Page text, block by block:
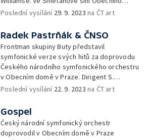
domu v Praze diriguje Steven Mercurio.
Poslední vysílání 29. 9. 2023 na ČT art
Radek Pastrňák & ČNSO
Frontman skupiny Buty představil
symfonické verze svých hitů za doprovodu
Českého národního symfonického orchestru
v Obecním domě v Praze. Dirigent S.
Mercurio.
Poslední vysílání 22. 9. 2023 na ČT art
Gospel
Český národní symfonický orchestr
doprovodil v Obecním domě v Praze